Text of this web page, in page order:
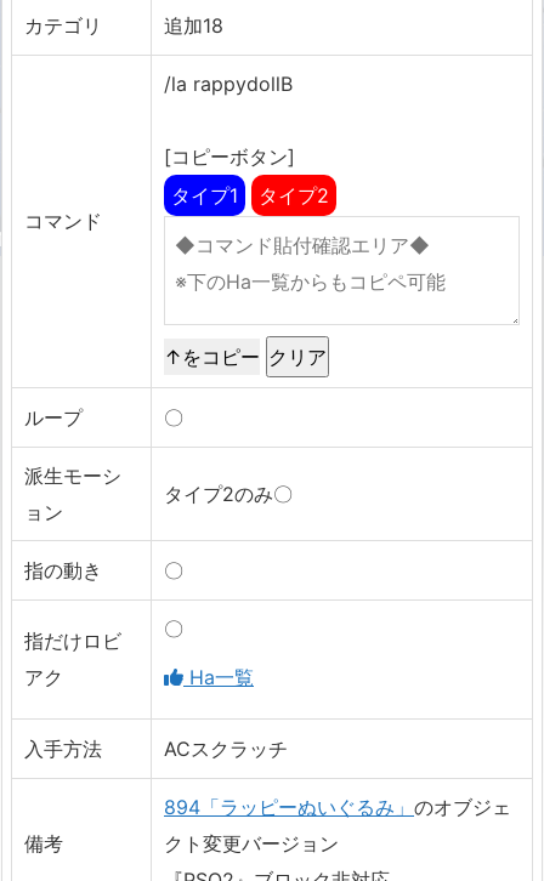
カテゴリ 追加18
コマンド
/la rappydollB
[コピーボタン]
タイプ1
タイプ2
↑をコピー
ループ 〇
派生モーシ
ョン
タイプ2のみ〇
指の動き 〇
指だけロビ
アク
〇
Ha一覧
入手方法 ACスクラッチ
備考
894「ラッピーぬいぐるみ」 のオブジェ
クト変更バージョン